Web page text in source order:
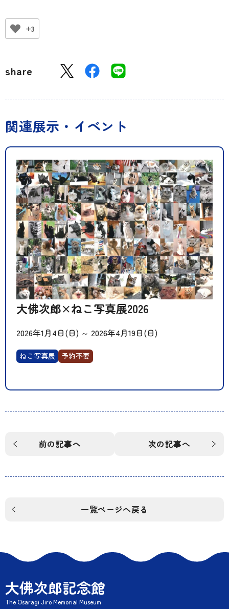
+3
share
関連展示・イベント
大佛次郎×ねこ写真展2026
2026年1月4日(日) ～ 2026年4月19日(日)
ねこ写真展 予約不要
前の記事へ 次の記事へ
一覧ページへ戻る
大佛次郎記念館
The Osaragi Jiro Memorial Museum